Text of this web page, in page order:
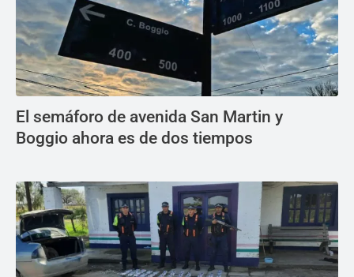
El semáforo de avenida San Martin y
Boggio ahora es de dos tiempos